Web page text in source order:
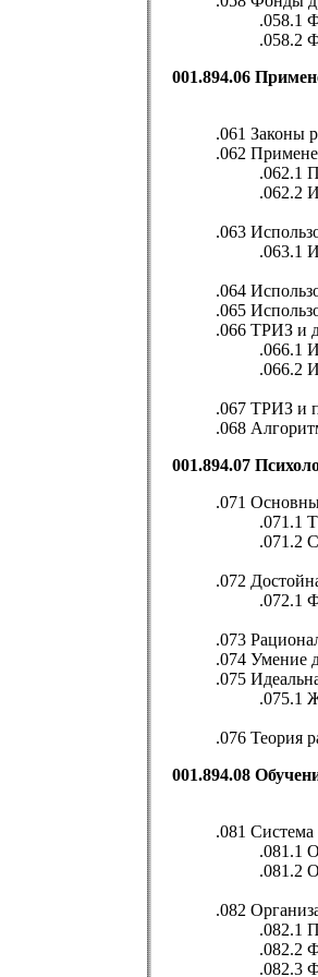
.058.1
.058.2
001.894.06
.061 Законы
.062
.062.1
.062.2
.063
.063.1
.064
.065
.066 ТРИЗ и
.066.1
.066.2
.067 ТРИЗ и
.068
001.894.07
.071
.071.1
.071.2
.072
.072.1
.073
.074 Умение
.075
.075.1
.076 Теория
001.894.08
.081
.081.1
.081.2
.082
.082.1
.082.2
.082.3